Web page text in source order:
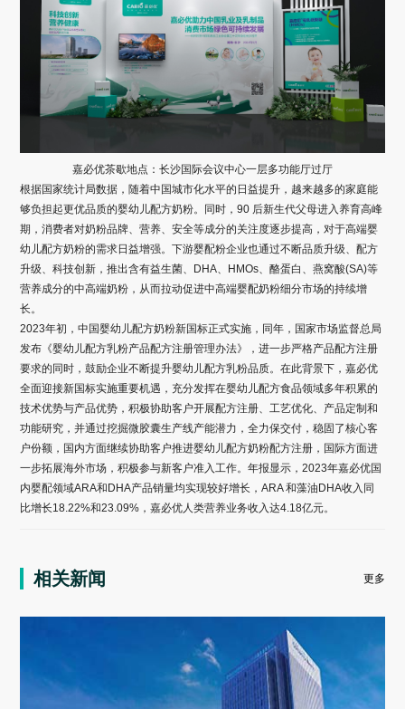
嘉必优茶歇地点：长沙国际会议中心一层多功能厅过厅
根据国家统计局数据，随着中国城市化水平的日益提升，越来越多的家庭能
够负担起更优品质的婴幼儿配方奶粉。同时，90 后新生代父母进入养育高峰
期，消费者对奶粉品牌、营养、安全等成分的关注度逐步提高，对于高端婴
幼儿配方奶粉的需求日益增强。下游婴配粉企业也通过不断品质升级、配方
升级、科技创新，推出含有益生菌、DHA、HMOs、酪蛋白、燕窝酸(SA)等
营养成分的中高端奶粉，从而拉动促进中高端婴配奶粉细分市场的持续增
长。
2023年初，中国婴幼儿配方奶粉新国标正式实施，同年，国家市场监督总局
发布《婴幼儿配方乳粉产品配方注册管理办法》，进一步严格产品配方注册
要求的同时，鼓励企业不断提升婴幼儿配方乳粉品质。在此背景下，嘉必优
全面迎接新国标实施重要机遇，充分发挥在婴幼儿配方食品领域多年积累的
技术优势与产品优势，积极协助客户开展配方注册、工艺优化、产品定制和
功能研究，并通过挖掘微胶囊生产线产能潜力，全力保交付，稳固了核心客
户份额，国内方面继续协助客户推进婴幼儿配方奶粉配方注册，国际方面进
一步拓展海外市场，积极参与新客户准入工作。年报显示，2023年嘉必优国
内婴配领域ARA和DHA产品销量均实现较好增长，ARA 和藻油DHA收入同
比增长18.22%和23.09%，嘉必优人类营养业务收入达4.18亿元。
相关新闻 更多